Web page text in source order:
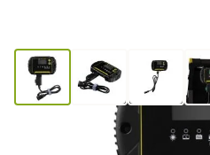
Goal Zero 20A